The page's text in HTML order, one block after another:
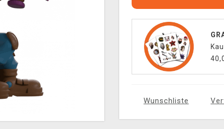
Wunschliste